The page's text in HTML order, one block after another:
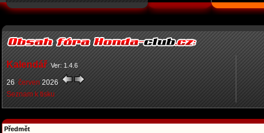
Kalendář Ver: 1.4.6
26 červen 2026
Seznam k tisku
Předmět